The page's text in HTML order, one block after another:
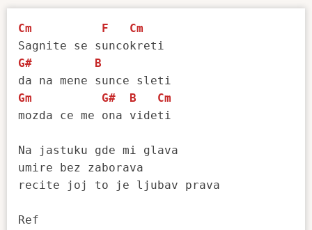
Cm F
Cm
G#
B
Gm
G# B
Cm
mozda ce me ona videti
Na jastuku gde mi glava
umire bez zaborava
recite joj to je ljubav prava